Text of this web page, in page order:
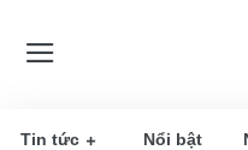
Tin tức Nổi bật